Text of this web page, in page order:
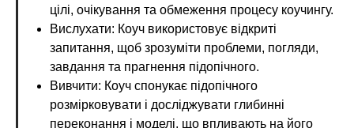
цілі, очікування та обмеження процесу коучингу.
Вислухати: Коуч використовує відкриті
запитання, щоб зрозуміти проблеми, погляди,
завдання та прагнення підопічного.
Вивчити: Коуч спонукає підопічного
розмірковувати і досліджувати глибинні
переконання і моделі, що впливають на його